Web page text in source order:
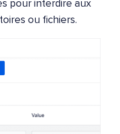
pour interdire aux
ou fichiers.